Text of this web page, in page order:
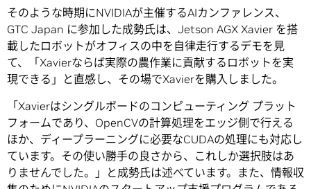
そのような時期にNVIDIAが主催するAIカンファレンス、
GTC Japan に参加した成勢氏は、Jetson AGX Xavier を搭
載したロボットがオフィスの中を自律走行するデモを見
て、「Xavierならば実際の農作業に貢献するロボットを実
現できる」と直感し、その場でXavierを購入しました。
「Xavierはシングルボードのコンピューティング プラット
フォームであり、OpenCVの計算処理をエッジ側で行える
ほか、ディープラーニングに必要なCUDAの処理にも対応し
ています。その使い勝手の良さから、これしか選択肢はあ
りませんでした。」と成勢氏は述べています。また、情報収